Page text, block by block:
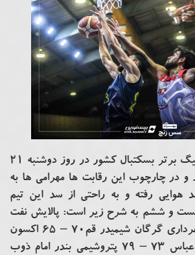
هفته بیست و ششم لیگ برتر بسکتبال کشور در روز دوشنبه 21
و در چارچوب این رقابت ها مهرامی ها به
هوایی رفته و به راحتی از سد این تیم
و ششم به شرح زیر است: پالایش نفت
آبادان ۶۱ – ۷۰ شهرداری گرگان شیمیدر قم۷۰ – ۶۵ اکسون
تهران شهرداری بندرعباس ۷۳ – ۷۹ پتروشیمی بندر امام ذوب